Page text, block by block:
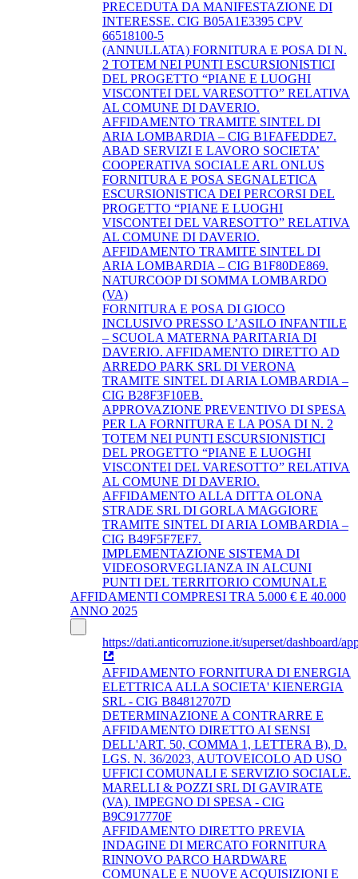
PRECEDUTA DA MANIFESTAZIONE DI
INTERESSE. CIG B05A1E3395 CPV
66518100-5
(ANNULLATA) FORNITURA E POSA DI N.
2 TOTEM NEI PUNTI ESCURSIONISTICI
DEL PROGETTO “PIANE E LUOGHI
VISCONTEI DEL VARESOTTO” RELATIVA
AL COMUNE DI DAVERIO.
AFFIDAMENTO TRAMITE SINTEL DI
ARIA LOMBARDIA – CIG B1FAFEDDE7.
ABAD SERVIZI E LAVORO SOCIETA’
COOPERATIVA SOCIALE ARL ONLUS
FORNITURA E POSA SEGNALETICA
ESCURSIONISTICA DEI PERCORSI DEL
PROGETTO “PIANE E LUOGHI
VISCONTEI DEL VARESOTTO” RELATIVA
AL COMUNE DI DAVERIO.
AFFIDAMENTO TRAMITE SINTEL DI
ARIA LOMBARDIA – CIG B1F80DE869.
NATURCOOP DI SOMMA LOMBARDO
(VA)
FORNITURA E POSA DI GIOCO
INCLUSIVO PRESSO L’ASILO INFANTILE
– SCUOLA MATERNA PARITARIA DI
DAVERIO. AFFIDAMENTO DIRETTO AD
ARREDO PARK SRL DI VERONA
TRAMITE SINTEL DI ARIA LOMBARDIA –
CIG B28F3F10EB.
APPROVAZIONE PREVENTIVO DI SPESA
PER LA FORNITURA E LA POSA DI N. 2
TOTEM NEI PUNTI ESCURSIONISTICI
DEL PROGETTO “PIANE E LUOGHI
VISCONTEI DEL VARESOTTO” RELATIVA
AL COMUNE DI DAVERIO.
AFFIDAMENTO ALLA DITTA OLONA
STRADE SRL DI GORLA MAGGIORE
TRAMITE SINTEL DI ARIA LOMBARDIA –
CIG B49F5F7EF7.
IMPLEMENTAZIONE SISTEMA DI
VIDEOSORVEGLIANZA IN ALCUNI
PUNTI DEL TERRITORIO COMUNALE
AFFIDAMENTI COMPRESI TRA 5.000 € E 40.000
ANNO 2025
https://dati.anticorruzione.it/superset/dashboard/
AFFIDAMENTO FORNITURA DI ENERGIA
ELETTRICA ALLA SOCIETA' KIENERGIA
SRL - CIG B84812707D
DETERMINAZIONE A CONTRARRE E
AFFIDAMENTO DIRETTO AI SENSI
DELL'ART. 50, COMMA 1, LETTERA B), D.
LGS. N. 36/2023, AUTOVEICOLO AD USO
UFFICI COMUNALI E SERVIZIO SOCIALE.
MARELLI & POZZI SRL DI GAVIRATE
(VA). IMPEGNO DI SPESA - CIG
B9C917770F
AFFIDAMENTO DIRETTO PREVIA
INDAGINE DI MERCATO FORNITURA
RINNOVO PARCO HARDWARE
COMUNALE E NUOVE ACQUISIZIONI E